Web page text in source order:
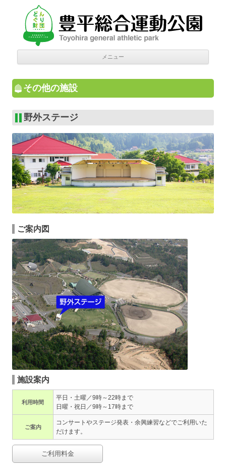
豊平総合運動公園メニュー
その他の施設
野外ステージ
ご案内図
施設案内
利用時間
平日・土曜／9時～22時まで
日曜・祝日／9時～17時まで
ご案内
コンサートやステージ発表・余興練習などでご利用いた
だけます。
ご利用料金